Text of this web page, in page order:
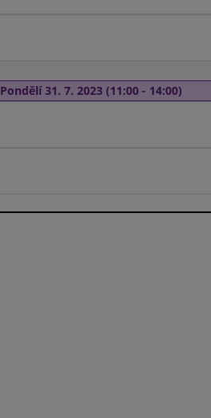
Pondělí 31. 7. 2023 (11:00 - 14:00)